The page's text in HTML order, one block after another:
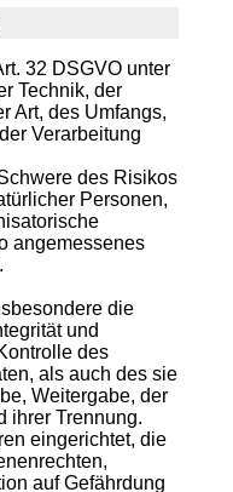
32 DSGVO unter
Technik, der
Art, des Umfangs,
Verarbeitung
des Risikos
Personen,
angemessenes
die
und
des
als auch des sie
Weitergabe, der
ihrer Trennung.
eingerichtet, die
auf Gefährdung